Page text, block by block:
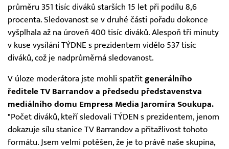
průměru 351 tisíc diváků starších 15 let při podílu 8,6
procenta. Sledovanost se v druhé části pořadu dokonce
vyšplhala až na úroveň 400 tisíc diváků. Alespoň tři minuty
v kuse vysílání TÝDNE s prezidentem vidělo 537 tisíc
diváků, což je nadprůměrná sledovanost.
V úloze moderátora jste mohli spatřit generálního
ředitele TV Barrandov a předsedu představenstva
mediálního domu Empresa Media Jaromíra Soukupa.
"Počet diváků, kteří sledovali TÝDEN s prezidentem, jenom
dokazuje sílu stanice TV Barrandov a přitažlivost tohoto
formátu. Jsem velmi potěšen, že je to právě naše skupina,